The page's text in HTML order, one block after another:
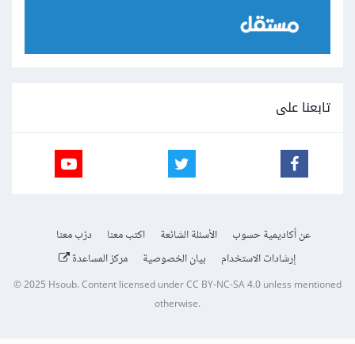
تابعنا على
عن أكاديمية حسوب الأسئلة الشائعة اكتب معنا
درّب معنا
إرشادات الاستخدام
بيان الخصوصية مركز المساعدة
© 2025Hsoub.Content licensed underCC BY-NC-SA 4.0unless mentioned
otherwise.